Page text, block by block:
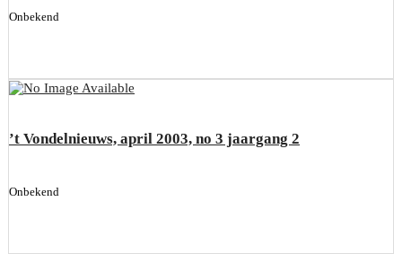
Onbekend
’t Vondelnieuws, april 2003, no 3 jaargang 2
Onbekend